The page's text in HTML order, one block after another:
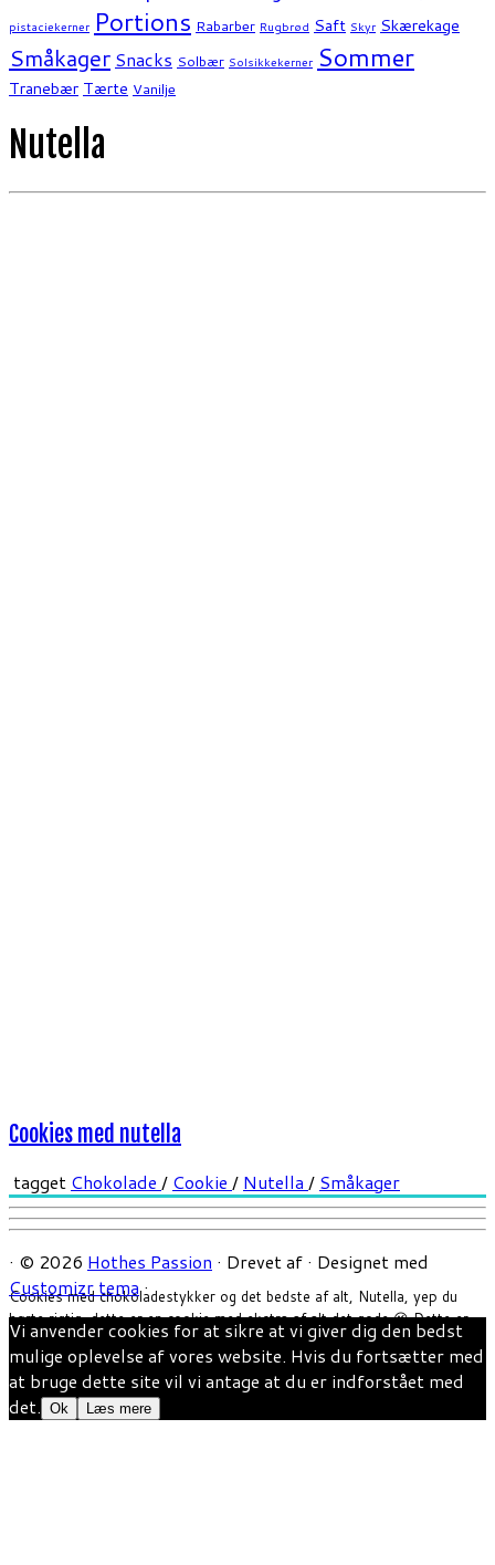
pistaciekerner Portions Rabarber Rugbrød Saft Skyr Skærekage
Småkager Snacks Solbær Solsikkekerner Sommer
Tranebær Tærte Vanilje
Nutella
Cookies med chokoladestykker og det bedste af alt, Nutella, yep du
hørte rigtig, dette er en cookie med ekstra af alt det gode 😉 Dette er
en opskrift jeg har fået af min bror, der havde bagt og medbragt dem
som dessert en dag vi spiste hos vores forældre. Han […]
Cookies med nutella
tagget Chokolade / Cookie / Nutella / Småkager
· © 2026 Hothes Passion · Drevet af · Designet med
Customizr tema ·
Vi anvender cookies for at sikre at vi giver dig den bedst
mulige oplevelse af vores website. Hvis du fortsætter med
at bruge dette site vil vi antage at du er indforstået med
det. Ok Læs mere